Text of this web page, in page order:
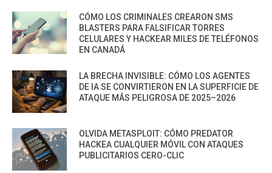
CÓMO LOS CRIMINALES CREARON SMS
BLASTERS PARA FALSIFICAR TORRES
CELULARES Y HACKEAR MILES DE TELÉFONOS
EN CANADÁ
LA BRECHA INVISIBLE: CÓMO LOS AGENTES
DE IA SE CONVIRTIERON EN LA SUPERFICIE DE
ATAQUE MÁS PELIGROSA DE 2025–2026
OLVIDA METASPLOIT: CÓMO PREDATOR
HACKEA CUALQUIER MÓVIL CON ATAQUES
PUBLICITARIOS CERO-CLIC